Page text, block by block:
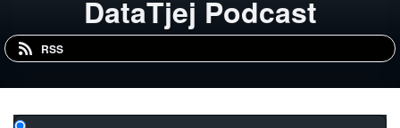
DataTjej Podcast
RSS